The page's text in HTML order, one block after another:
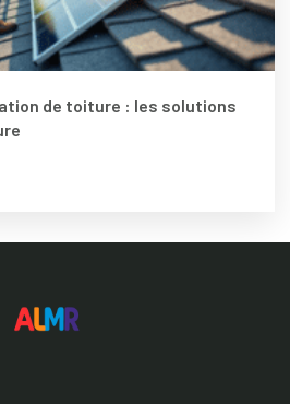
de toiture : les solutions